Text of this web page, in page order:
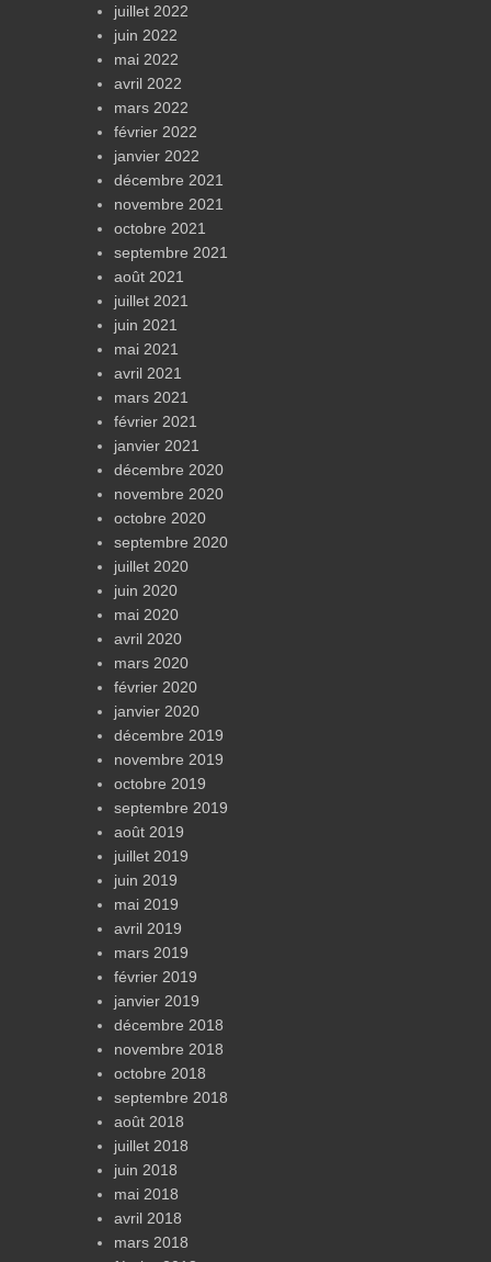
juillet 2022
juin 2022
mai 2022
avril 2022
mars 2022
février 2022
janvier 2022
décembre 2021
novembre 2021
octobre 2021
septembre 2021
août 2021
juillet 2021
juin 2021
mai 2021
avril 2021
mars 2021
février 2021
janvier 2021
décembre 2020
novembre 2020
octobre 2020
septembre 2020
juillet 2020
juin 2020
mai 2020
avril 2020
mars 2020
février 2020
janvier 2020
décembre 2019
novembre 2019
octobre 2019
septembre 2019
août 2019
juillet 2019
juin 2019
mai 2019
avril 2019
mars 2019
février 2019
janvier 2019
décembre 2018
novembre 2018
octobre 2018
septembre 2018
août 2018
juillet 2018
juin 2018
mai 2018
avril 2018
mars 2018